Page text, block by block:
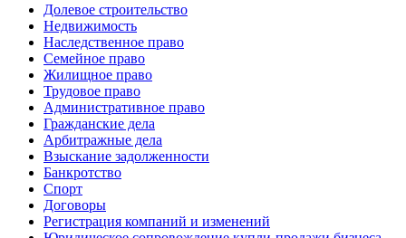
Долевое строительство
Недвижимость
Наследственное право
Семейное право
Жилищное право
Трудовое право
Административное право
Гражданские дела
Арбитражные дела
Взыскание задолженности
Банкротство
Спорт
Договоры
Регистрация компаний и изменений